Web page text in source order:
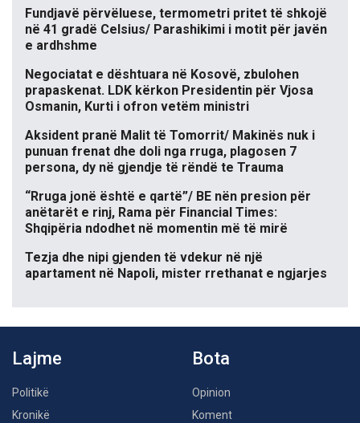
Fundjavë përvëluese, termometri pritet të shkojë
në 41 gradë Celsius/ Parashikimi i motit për javën
e ardhshme
Negociatat e dështuara në Kosovë, zbulohen
prapaskenat. LDK kërkon Presidentin për Vjosa
Osmanin, Kurti i ofron vetëm ministri
Aksident pranë Malit të Tomorrit/ Makinës nuk i
punuan frenat dhe doli nga rruga, plagosen 7
persona, dy në gjendje të rëndë te Trauma
“Rruga jonë është e qartë”/ BE nën presion për
anëtarët e rinj, Rama për Financial Times:
Shqipëria ndodhet në momentin më të mirë
Tezja dhe nipi gjenden të vdekur në një
apartament në Napoli, mister rrethanat e ngjarjes
Lajme
Politikë
Kronikë
Bota
Opinion
Koment